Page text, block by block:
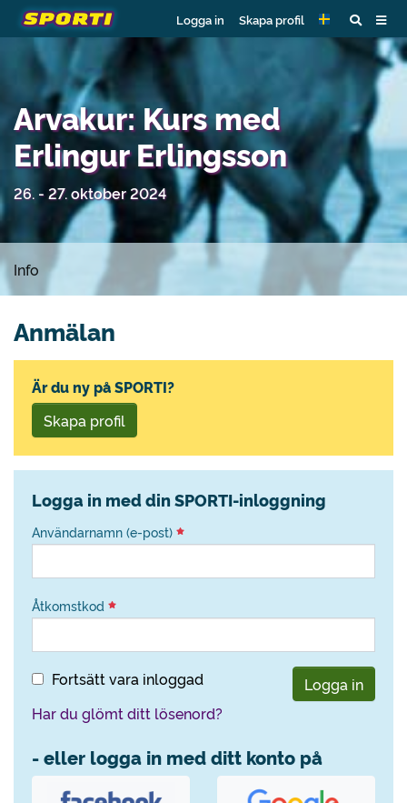
Logga in Skapa profil
Arvakur: Kurs med
Erlingur Erlingsson
26. - 27. oktober 2024
Info
Anmälan
Är du ny på SPORTI?
Skapa profil
Logga in med din SPORTI-inloggning
Användarnamn (e-post)
Åtkomstkod
Fortsätt vara inloggad
Logga in
Har du glömt ditt lösenord?
- eller logga in med ditt konto på